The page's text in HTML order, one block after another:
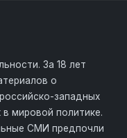
За 18 лет
о
западных
мировой политике.
СМИ предпочли